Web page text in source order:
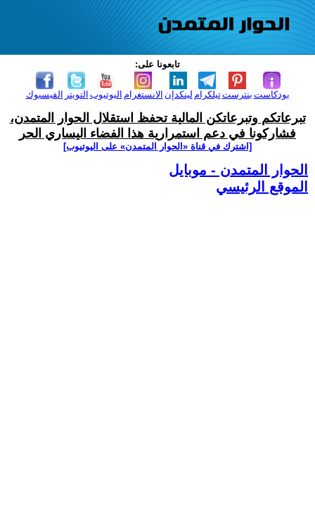
تابعونا على:
الفيسبوك التويتر اليوتيوب الانستغرام لينكدإن تيلكرامبنترست بودكاست
تبرعاتكم وتبرعاتكن المالية تحفظ استقلال الحوار المتمدن،
فشاركونا في دعم استمرارية هذا الفضاء اليساري الحر
[اشترك في قناة ‫«الحوار المتمدن» على اليوتيوب]
الحوار المتمدن - موبايل
الموقع الرئيسي